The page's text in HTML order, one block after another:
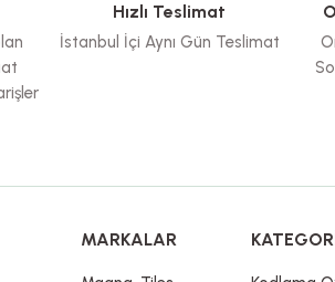
Hızlı Teslimat
İstanbul İçi Aynı Gün Teslimat
MARKALAR